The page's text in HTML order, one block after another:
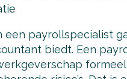
een payrollspecialist
biedt. Een
formeel